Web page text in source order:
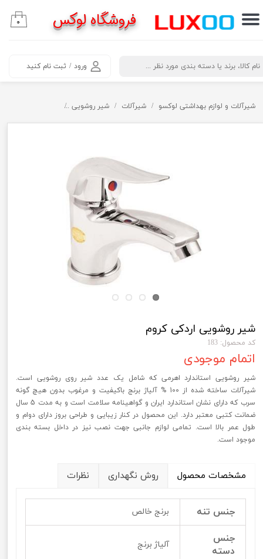
​جستجو ورود / ثبت نام کنید
حساب کاربری من
خروج از حساب کاربری
۰ فروشگاه لوکس
شیرآلات و لوازم بهداشتی لوکسو شیرآلات شیر روشویی
شیر روشویی اردکی کروم
کد محصول: 183
اتمام موجودی
شیر روشویی استاندارد اهرمی که شامل یک عدد شیر روی روشویی است.
شیرآلات ساخته شده از 100 % آلیاژ برنج باکیفیت و مرغوب بدون هیچ گونه
سرب که دارای نشان استاندارد ایران و گواهینامه سلامت است و به مدت 5 سال
ضمانت کتبی معتبر دارد. این محصول در کنار زیبایی و طراحی بروز دارای دوام و
طول عمر بالا است. تمامی لوازم جانبی جهت نصب نیز در داخل بسته بندی
موجود است.
مشخصات محصول روش نگهداری نظرات
جنس تنه برنج خالص
جنس
دسته
آلیاژ برنج